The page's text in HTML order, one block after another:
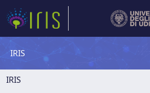
IRIS
IRIS